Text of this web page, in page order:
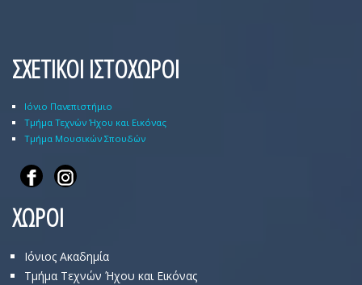
ΣΧΕΤΙΚΟΙ ΙΣΤΟΧΩΡΟΙ
Ιόνιο Πανεπιστήμιο
Τμήμα Τεχνών Ήχου και Εικόνας
Τμήμα Μουσικών Σπουδών
ΧΩΡΟΙ
Ιόνιος Ακαδημία
Τμήμα Τεχνών Ήχου και Εικόνας